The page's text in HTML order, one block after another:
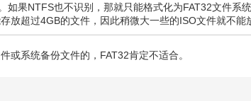
果NTFS也不识别，那就只能格式化为FAT32文件系
放超过4GB的文件，因此稍微大一些的ISO文件就不能
或系统备份文件的，FAT32肯定不适合。